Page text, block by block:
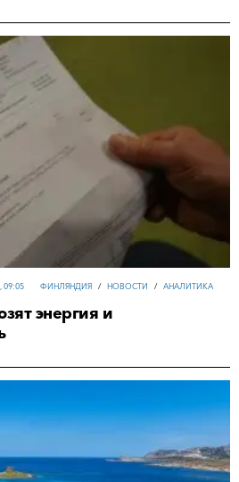
ФИНЛЯНДИЯ / НОВОСТИ / АНАЛИТИКА
09:05
энергия и